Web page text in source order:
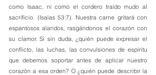
como Isaac, ni como el cordero traído mudo al
sacrificio. (Isaías 53:7). Nuestra carne gritará con
espantosos alaridos, rasgándonos el corazón con
su clamor. Si sin duda, ¿quién puede expresar el
conflicto, las luchas, las convulsiones de espíritu
que debemos soportar antes de aplicar nuestro
corazón a esa orden? O ¿quién puede describir la